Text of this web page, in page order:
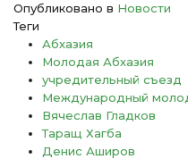
Опубликовано в Новости
Теги
Абхазия
Молодая Абхазия
учредительный съезд
Международный
Вячеслав Гладков
Таращ Хагба
Денис Аширов